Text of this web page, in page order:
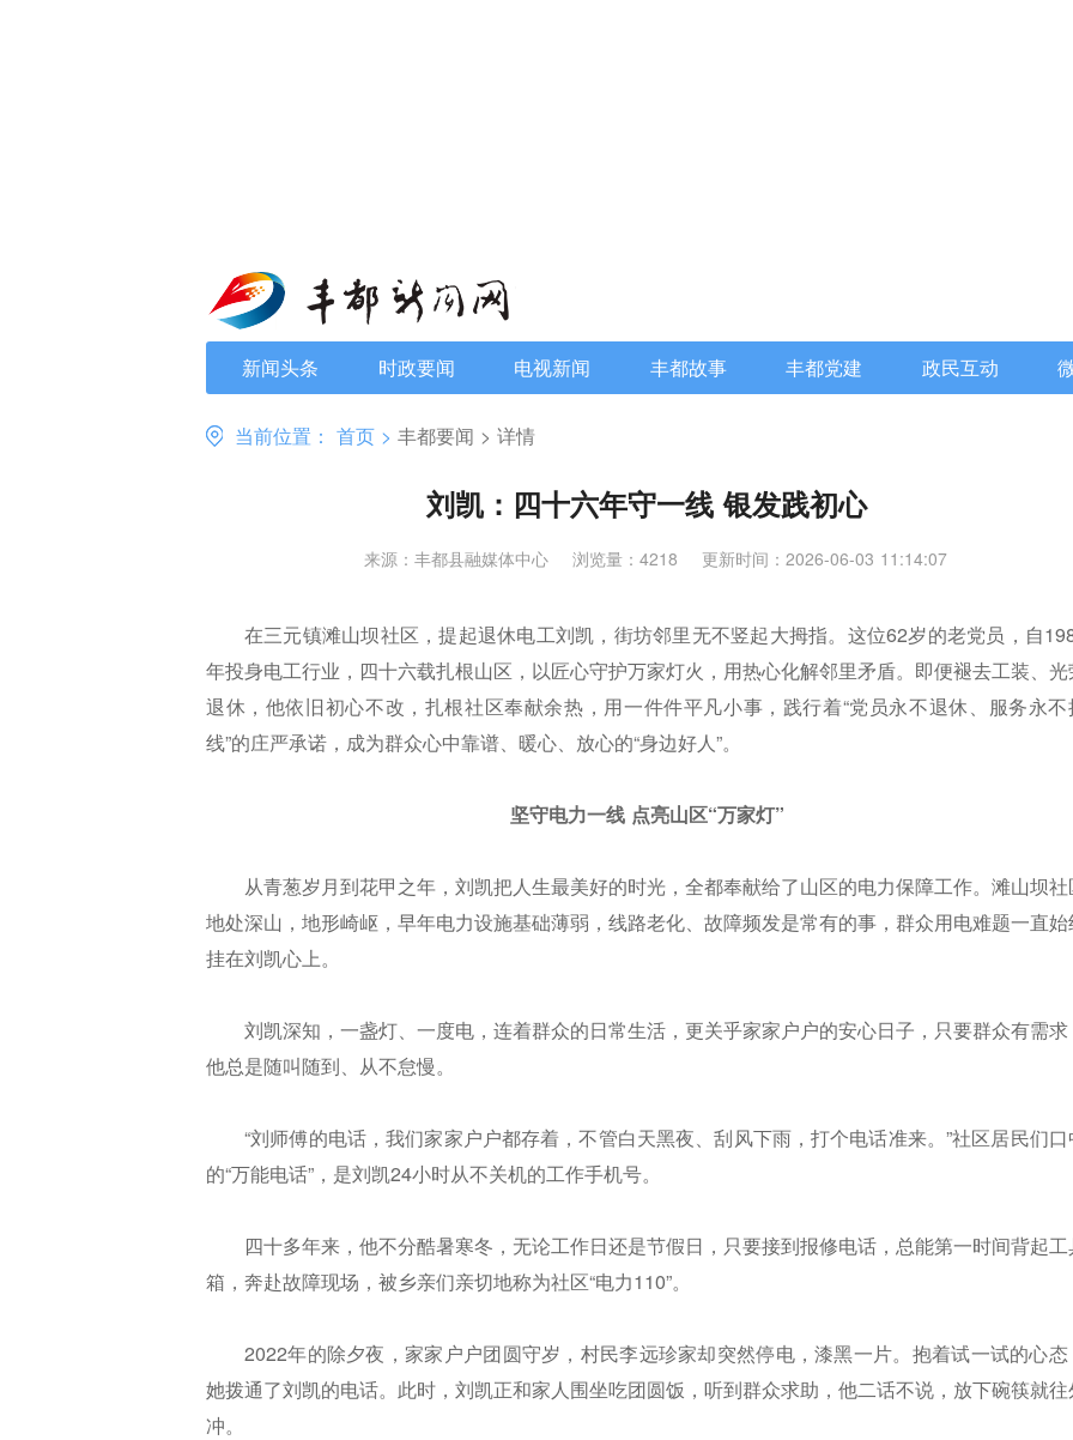
新闻头条 时政要闻 电视新闻 丰都故事 丰都党建 政民互动
当前位置： 首页 > 丰都要闻 > 详情
刘凯：四十六年守一线 银发践初心
来源：丰都县融媒体中心 浏览量：4218 更新时间：2026-06-03 11:14:07
在三元镇滩山坝社区，提起退休电工刘凯，街坊邻里无不竖起大拇指。这位62岁的老党员，自
年投身电工行业，四十六载扎根山区，以匠心守护万家灯火，用热心化解邻里矛盾。即便褪去工装、光
退休，他依旧初心不改，扎根社区奉献余热，用一件件平凡小事，践行着“党员永不退休、服务永不
线”的庄严承诺，成为群众心中靠谱、暖心、放心的“身边好人”。
坚守电力一线 点亮山区“万家灯”
从青葱岁月到花甲之年，刘凯把人生最美好的时光，全都奉献给了山区的电力保障工作。滩山坝社
地处深山，地形崎岖，早年电力设施基础薄弱，线路老化、故障频发是常有的事，群众用电难题一直始
挂在刘凯心上。
刘凯深知，一盏灯、一度电，连着群众的日常生活，更关乎家家户户的安心日子，只要群众有需求
他总是随叫随到、从不怠慢。
“刘师傅的电话，我们家家户户都存着，不管白天黑夜、刮风下雨，打个电话准来。”社区居民们口
的“万能电话”，是刘凯24小时从不关机的工作手机号。
四十多年来，他不分酷暑寒冬，无论工作日还是节假日，只要接到报修电话，总能第一时间背起
箱，奔赴故障现场，被乡亲们亲切地称为社区“电力110”。
2022年的除夕夜，家家户户团圆守岁，村民李远珍家却突然停电，漆黑一片。抱着试一试的心态
她拨通了刘凯的电话。此时，刘凯正和家人围坐吃团圆饭，听到群众求助，他二话不说，放下碗筷就往
冲。